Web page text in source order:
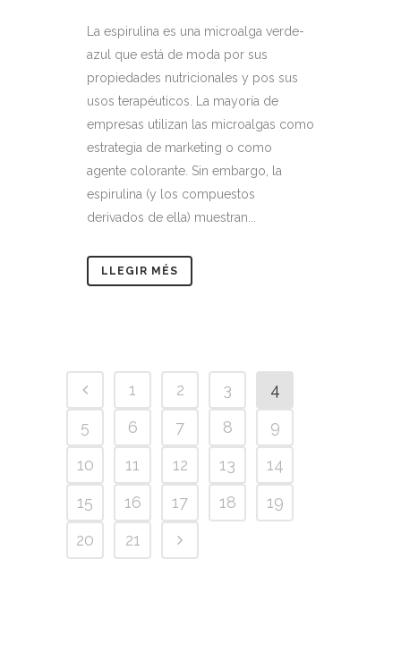
La espirulina es una microalga verde-
azul que está de moda por sus
propiedades nutricionales y pos sus
usos terapéuticos. La mayoría de
empresas utilizan las microalgas como
estrategia de marketing o como
agente colorante. Sin embargo, la
espirulina (y los compuestos
derivados de ella) muestran...
LLEGIR MÉS
1 2 3
4
5
6 7 8
9
10
11 12 13
14
15
16 17 18
19
20
21